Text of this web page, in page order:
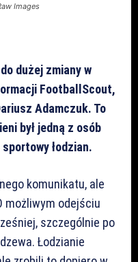
Images
dużej zmiany w
FootballScout,
Adamczuk. To
był jedną z osób
łodzian.
komunikatu, ale
możliwym odejściu
szczególnie po
Łodzianie